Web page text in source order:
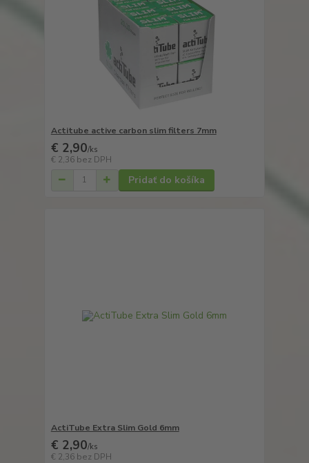
Actitube active carbon slim filters 7mm
€ 2,90/ks
€ 2,36 bez DPH
Pridať do košíka
ActiTube Extra Slim Gold 6mm
€ 2,90/ks
€ 2,36 bez DPH